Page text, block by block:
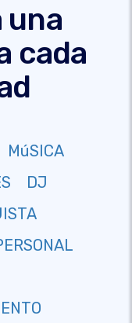
una
cada
MúSICA
DJ